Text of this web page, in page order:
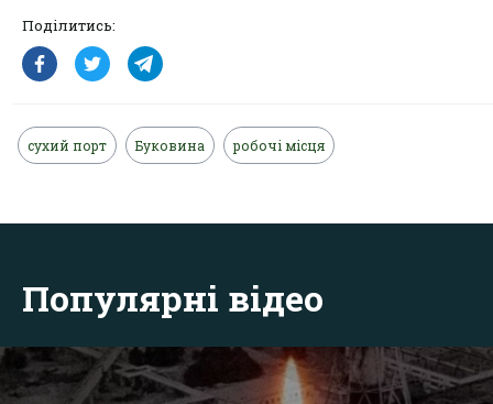
Поділитись:
сухий порт Буковина робочі місця
Популярні відео